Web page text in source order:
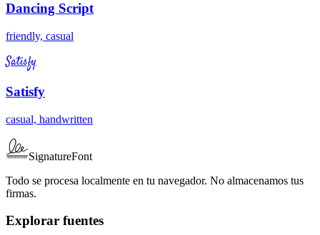
Dancing Script
friendly, casual
Satisfy
Satisfy
casual, handwritten
SignatureFont
Todo se procesa localmente en tu navegador. No almacenamos tus
firmas.
Explorar fuentes